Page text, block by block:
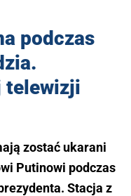
podczas
telewizji
zostać ukarani
Putinowi podczas
Stacja z